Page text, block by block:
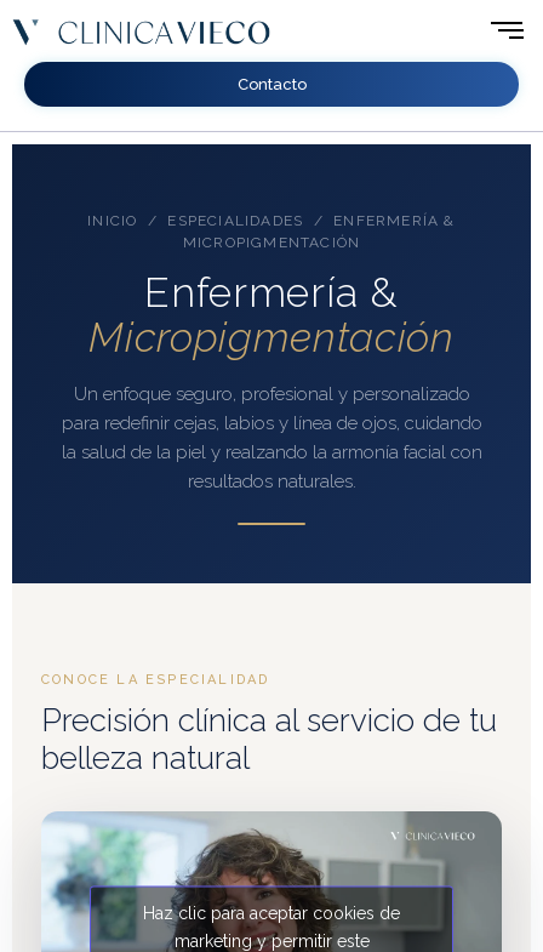
Contacto
INICIO / ESPECIALIDADES / ENFERMERÍA &
MICROPIGMENTACIÓN
Enfermería &
Micropigmentación
Un enfoque seguro, profesional y personalizado
para redefinir cejas, labios y línea de ojos, cuidando
la salud de la piel y realzando la armonía facial con
resultados naturales.
CONOCE LA ESPECIALIDAD
Precisión clínica al servicio de tu
belleza natural
Haz clic para aceptar cookies de
marketing y permitir este